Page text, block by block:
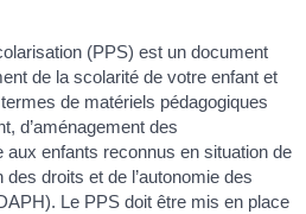
(PPS) est un document
de la scolarité de votre enfant et
de matériels pédagogiques
d’aménagement des
aux enfants reconnus en situation de
droits et de l’autonomie des
Le PPS doit être mis en place